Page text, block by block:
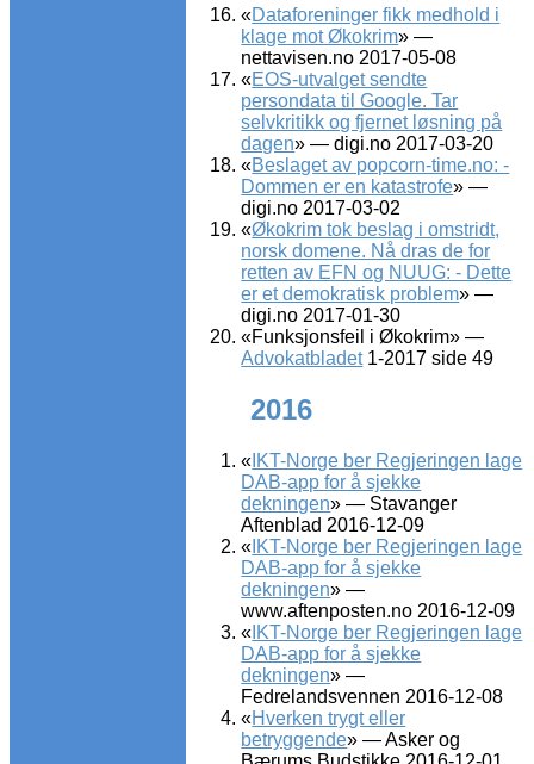
«Dataforeninger fikk medhold i
klage mot Økokrim» —
nettavisen.no 2017-05-08
«EOS-utvalget sendte
persondata til Google. Tar
selvkritikk og fjernet løsning på
dagen» — digi.no 2017-03-20
«Beslaget av popcorn-time.no: -
Dommen er en katastrofe» —
digi.no 2017-03-02
«Økokrim tok beslag i omstridt,
norsk domene. Nå dras de for
retten av EFN og NUUG: - Dette
er et demokratisk problem» —
digi.no 2017-01-30
«Funksjonsfeil i Økokrim» —
Advokatbladet1-2017 side 49
2016
« IKT-Norge ber Regjeringen lage
DAB-app for å sjekke
dekningen» — Stavanger
Aftenblad 2016-12-09
« IKT-Norge ber Regjeringen lage
DAB-app for å sjekke
dekningen» —
www.aftenposten.no 2016-12-09
« IKT-Norge ber Regjeringen lage
DAB-app for å sjekke
dekningen» —
Fedrelandsvennen 2016-12-08
«Hverken trygt eller
betryggende» — Asker og